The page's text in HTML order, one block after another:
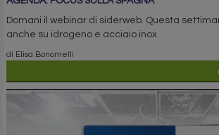
Domani il webinar di siderweb. Questa
anche su idrogeno e acciaio inox
di Elisa Bonomelli